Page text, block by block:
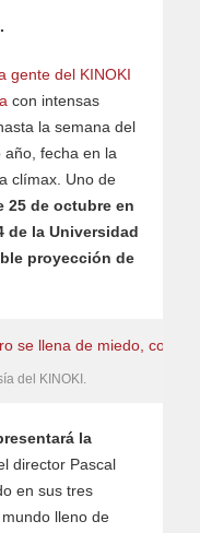
.
gente del KINOKI
con intensas
la semana del
año, fecha en la
clímax. Uno de
25 de octubre en
de la Universidad
proyección de
del KINOKI.
la
director Pascal
en sus tres
lleno de